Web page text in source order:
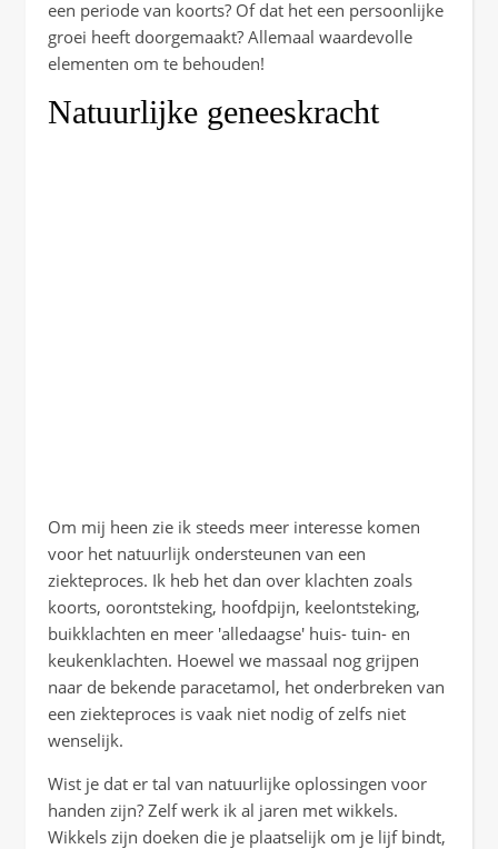
een periode van koorts? Of dat het een persoonlijke
groei heeft doorgemaakt? Allemaal waardevolle
elementen om te behouden!
Natuurlijke geneeskracht
Om mij heen zie ik steeds meer interesse komen
voor het natuurlijk ondersteunen van een
ziekteproces. Ik heb het dan over klachten zoals
koorts, oorontsteking, hoofdpijn, keelontsteking,
buikklachten en meer 'alledaagse' huis- tuin- en
keukenklachten. Hoewel we massaal nog grijpen
naar de bekende paracetamol, het onderbreken van
een ziekteproces is vaak niet nodig of zelfs niet
wenselijk.
Wist je dat er tal van natuurlijke oplossingen voor
handen zijn? Zelf werk ik al jaren met wikkels.
Wikkels zijn doeken die je plaatselijk om je lijf bindt,